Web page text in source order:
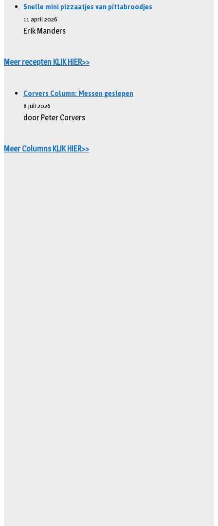
Snelle mini pizzaatjes van pittabroodjes
11 april 2026
Erik Manders
Meer recepten KLIK HIER>>
Corvers Column: Messen geslepen
8 juli 2026
door Peter Corvers
Meer Columns KLIK HIER>>